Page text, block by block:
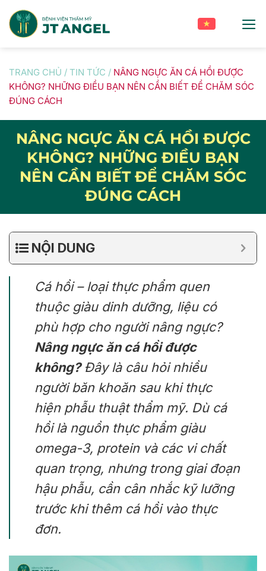
content
TRANG CHỦ / TIN TỨC / NÂNG NGỰC ĂN CÁ HỒI ĐƯỢC
KHÔNG? NHỮNG ĐIỀU BẠN NÊN CẦN BIẾT ĐỂ CHĂM SÓC
ĐÚNG CÁCH
NÂNG NGỰC ĂN CÁ HỒI ĐƯỢC
KHÔNG? NHỮNG ĐIỀU BẠN
NÊN CẦN BIẾT ĐỂ CHĂM SÓC
ĐÚNG CÁCH
NỘI DUNG
Cá hồi – loại thực phẩm quen
thuộc giàu dinh dưỡng, liệu có
phù hợp cho người nâng ngực?
Nâng ngực ăn cá hồi được
không?Đây là câu hỏi nhiều
người băn khoăn sau khi thực
hiện phẫu thuật thẩm mỹ. Dù cá
hồi là nguồn thực phẩm giàu
omega-3, protein và các vi chất
quan trọng, nhưng trong giai đoạn
hậu phẫu, cần cân nhắc kỹ lưỡng
trước khi thêm cá hồi vào thực
đơn.